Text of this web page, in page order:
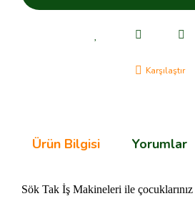
Karşılaştır
Ürün Bilgisi Yorumlar
Sök Tak İş Makineleri ile